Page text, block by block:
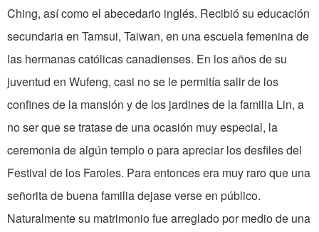
Ching, así como el abecedario inglés. Recibió su educación
secundaria en Tamsui, Taiwan, en una escuela femenina de
las hermanas católicas canadienses. En los años de su
juventud en Wufeng, casi no se le permitía salir de los
confines de la mansión y de los jardines de la familia Lin, a
no ser que se tratase de una ocasión muy especial, la
ceremonia de algún templo o para apreciar los desfiles del
Festival de los Faroles. Para entonces era muy raro que una
señorita de buena familia dejase verse en público.
Naturalmente su matrimonio fue arreglado por medio de una